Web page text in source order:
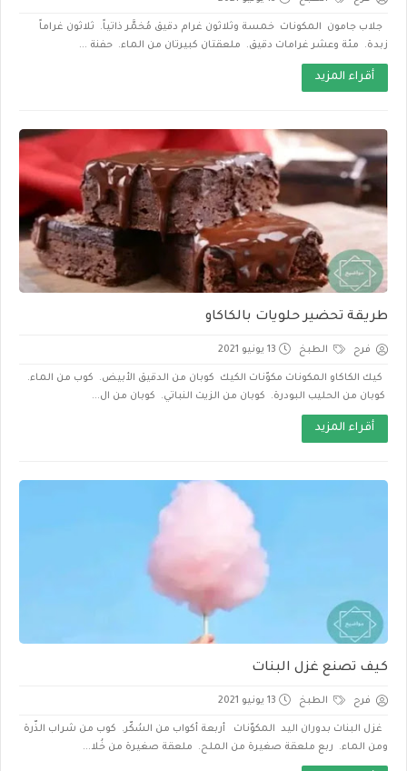
جلاب جامون المكونات خمسة وثلاثون غرام دقيق مُخمَّر ذاتياً. ثلاثون غراماً
زبدة. مئة وعشر غرامات دقيق. ملعقتان كبيرتان من الماء. حفنة ...
أقراء المزيد
طريقة تحضير حلويات بالكاكاو
فرح الطبخ 13 يونيو 2021
كيك الكاكاو المكونات مكوّنات الكيك كوبان من الدقيق الأبيض. كوب من الماء.
كوبان من الحليب البودرة. كوبان من الزيت النباتي. كوبان من ال...
أقراء المزيد
كيف تصنع غزل البنات
فرح الطبخ 13 يونيو 2021
غزل البنات بدوران اليد المكوّنات أربعة أكواب من السُكّر. كوب من شراب الذّرة
ومن الماء. ربع ملعقة صغيرة من الملح. ملعقة صغيرة من خُلا...